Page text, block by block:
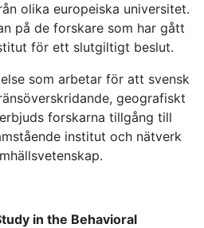
olika europeiska universitet.
på de forskare som har gått
för ett slutgiltigt beslut.
som arbetar för att svensk
geografiskt
forskarna tillgång till
institut och nätverk
in the Behavioral